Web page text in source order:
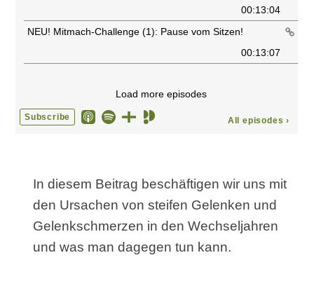
In diesem Beitrag beschäftigen wir uns mit
den Ursachen von steifen Gelenken und
Gelenkschmerzen in den Wechseljahren
und was man dagegen tun kann.